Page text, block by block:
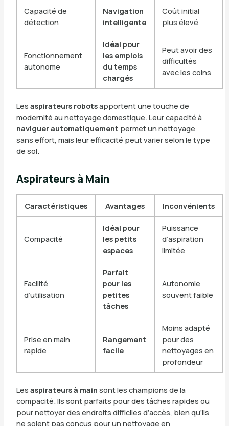
Capacité de
détection
Navigation
intelligente
Coût initial
plus élevé
Fonctionnement
autonome
Idéal pour
les emplois
du temps
chargés
Peut avoir des
difficultés
avec les coins
Les aspirateurs robotsapportent une touche de
modernité au nettoyage domestique. Leur capacité à
naviguer automatiquement permet un nettoyage
sans effort, mais leur efficacité peut varier selon le type
de sol.
Aspirateurs à Main
Caractéristiques Avantages Inconvénients
Compacité
Idéal pour
les petits
espaces
Puissance
d’aspiration
limitée
Facilité
d’utilisation
Parfait
pour les
petites
tâches
Autonomie
souvent faible
Prise en main
rapide
Rangement
facile
Moins adapté
pour des
nettoyages en
profondeur
Les aspirateurs à main sont les champions de la
compacité. Ils sont parfaits pour des tâches rapides ou
pour nettoyer des endroits difficiles d’accès, bien qu’ils
ne soient pas conçus pour un nettoyage en